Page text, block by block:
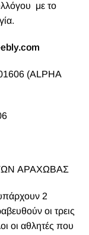
με το
(ALPHA
ΑΡΑΧΩΒΑΣ
2
οι τρεις
οι αθλητές που